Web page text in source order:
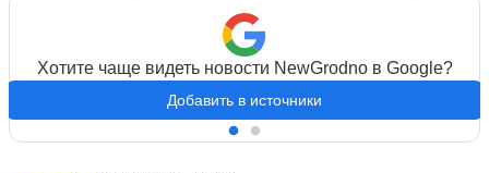
Хотите чаще видеть новости NewGrodno в Google?
Добавить в источники